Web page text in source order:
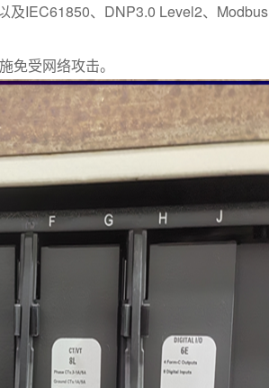
IEC61850、DNP3.0 Level2、
免受网络攻击。